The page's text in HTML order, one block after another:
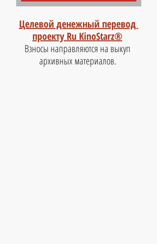
Целевой денежный перевод
проекту Ru KinoStarz®
Взносы направляются на выкуп
архивных материалов.